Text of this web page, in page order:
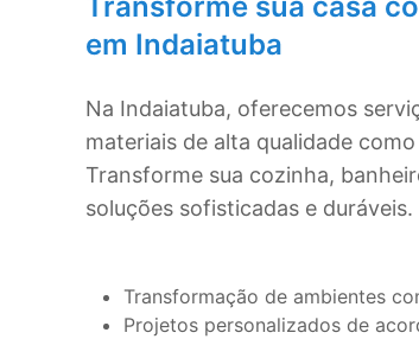
em Indaiatuba
Na Indaiatuba, oferecemos
materiais de alta qualidade
Transforme sua cozinha,
soluções sofisticadas e duráveis.
Transformação de ambientes
Projetos personalizados de